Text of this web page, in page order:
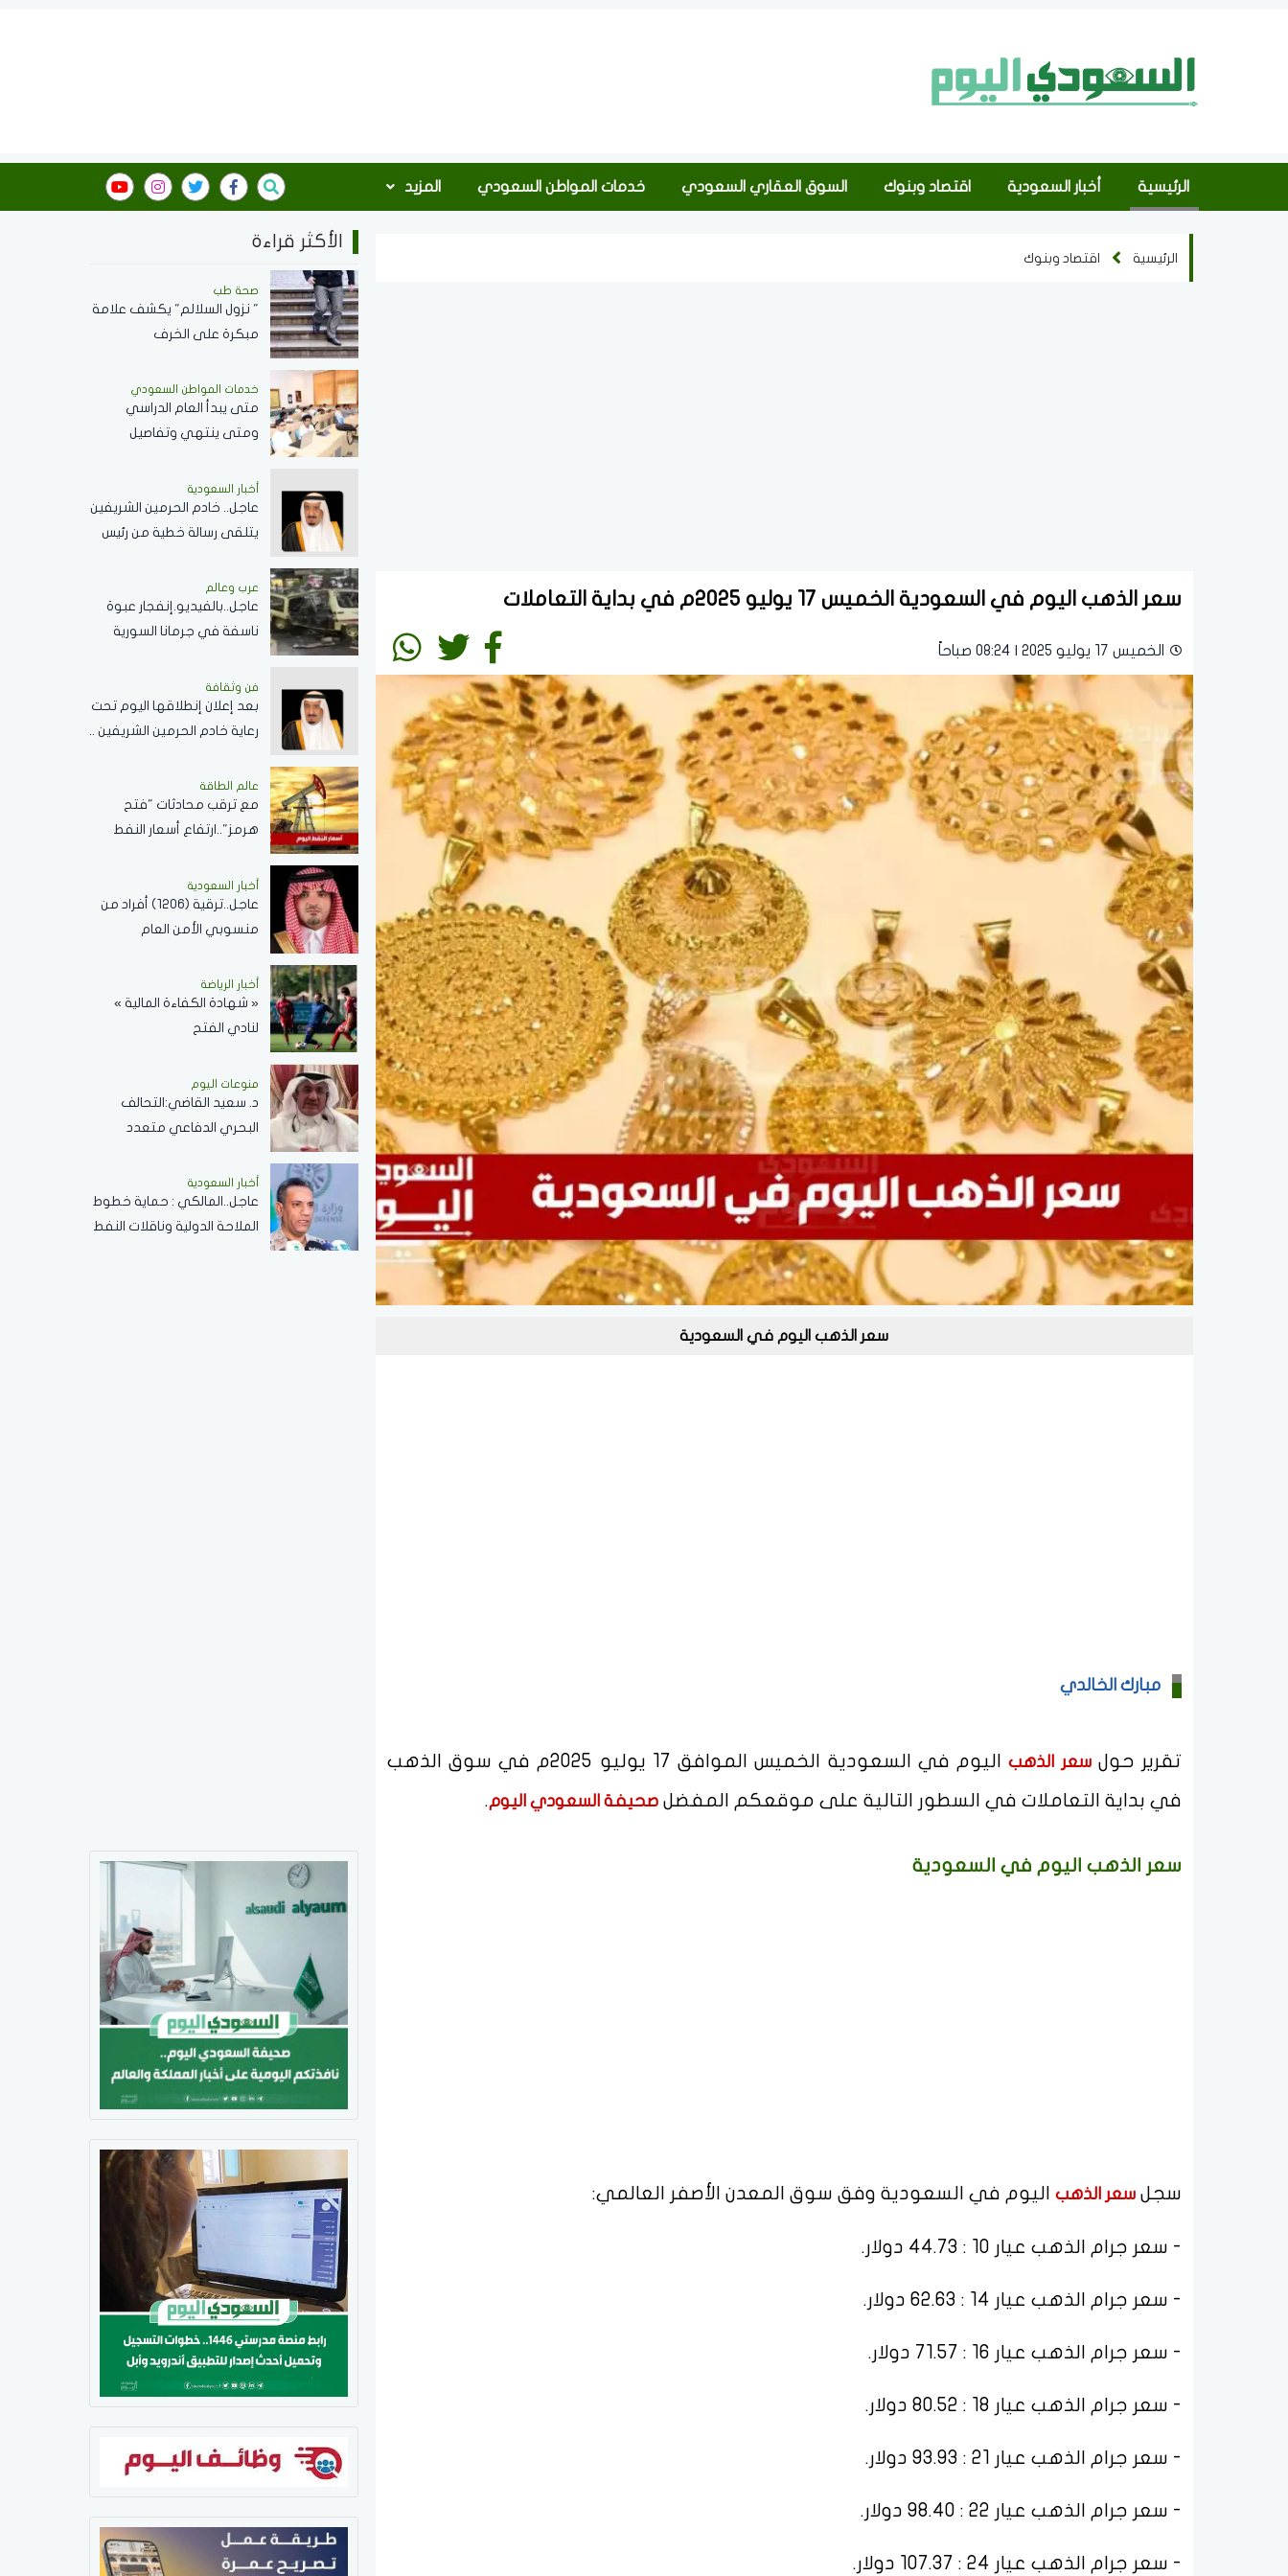
الرئيسية أخبار السعودية اقتصاد وبنوك السوق العقاري السعودي خدمات المواطن السعودي المزيد
الرئيسية اقتصاد وبنوك
سعر الذهب اليوم في السعودية الخميس 17 يوليو 2025م في بداية التعاملات
الخميس 17 يوليو 2025 | 08:24 صباحاً
سعر الذهب اليوم في السعودية
مبارك الخالدي
تقرير حولسعر الذهب
اليوم في السعودية الخميس الموافق 17 يوليو 2025م في سوق الذهب
في بداية التعاملات في السطور التالية على موقعكم المفضل صحيفة السعودي اليوم.
سعر الذهب اليوم في السعودية
سجل سعر الذهب اليوم في السعودية وفق سوق المعدن الأصفر العالمي:
- سعر جرام الذهب عيار 10 : 44.73 دولار.
- سعر جرام الذهب عيار 14 : 62.63 دولار.
- سعر جرام الذهب عيار 16 : 71.57 دولار.
- سعر جرام الذهب عيار 18 : 80.52 دولار.
- سعر جرام الذهب عيار 21 : 93.93 دولار.
- سعر جرام الذهب عيار 22 : 98.40 دولار.
- سعر جرام الذهب عيار 24 : 107.37 دولار.
الأكثر قراءة
صحة طب
" نزول السلالم" يكشف علامة
مبكرة على الخرف
خدمات المواطن السعودي
‏متى يبدأ العام الدراسي
ومتى ينتهي وتفاصيل
أخبار السعودية
عاجل.. خادم الحرمين الشريفين
يتلقى رسالة خطية من رئيس
العلاقات الثنائية
عرب وعالم
عاجل..بالفيديو.إنفجار عبوة
ناسفة في جرمانا السورية
فن وثقافة
بعد إعلان إنطلاقها اليوم تحت
رعاية خادم الحرمين الشريفين ..
مسابقة الملك عبدالعزيز
الدولية لحفظ القرآن الكريم
عالم الطاقة
مع ترقب محادثات "فتح
هرمز"..ارتفاع أسعار النفط
دولارًا للبرميل
أخبار السعودية
عاجل..ترقية (1206) أفراد من
منسوبي الأمن العام
أخبار الرياضة
« شهادة الكفاءة المالية »
لنادي الفتح
منوعات اليوم
د. سعيد القاضي:التحالف
البحري الدفاعي متعدد
وسلام في المضائق المائية
أخبار السعودية
عاجل..المالكي : حماية خطوط
الملاحة الدولية وناقلات النفط